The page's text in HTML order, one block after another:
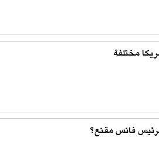
مختلفة
فانس مقنع؟